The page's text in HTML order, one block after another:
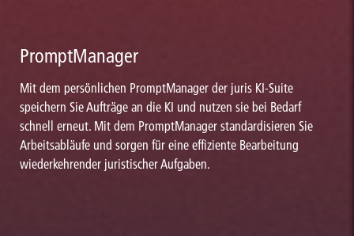
PromptManager
Mit dem persönlichen PromptManager der juris KI-Suite
speichern Sie Aufträge an die KI und nutzen sie bei Bedarf
schnell erneut. Mit dem PromptManager standardisieren Sie
Arbeitsabläufe und sorgen für eine effiziente Bearbeitung
wiederkehrender juristischer Aufgaben.